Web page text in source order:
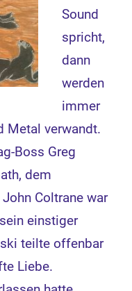
Sound
spricht,
dann
werden
immer
Metal verwandt.
Boss Greg
dem
Coltrane war
einstiger
teilte offenbar
Liebe.